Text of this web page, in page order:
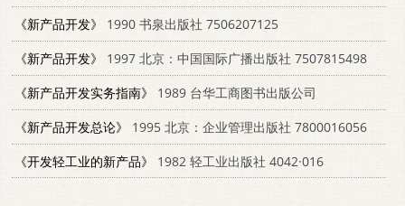
《新产品开发》
1990 书泉出版社 7506207125
《新产品开发》
1997 北京：中国国际广播出版社 7507815498
《新产品开发实务指南》
1989 台华工商图书出版公司
《新产品开发总论》
1995 北京：企业管理出版社 7800016056
《开发轻工业的新产品》
1982 轻工业出版社 4042·016